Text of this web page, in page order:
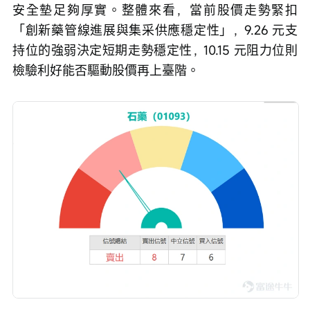
安全墊足夠厚實。整體來看，當前股價走勢緊扣
「創新藥管線進展與集采供應穩定性」，9.26 元支
持位的強弱決定短期走勢穩定性，10.15 元阻力位則
檢驗利好能否驅動股價再上臺階。